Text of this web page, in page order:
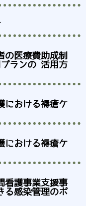
の医療費助成制
ランの 活用方
における褥瘡ケ
における褥瘡ケ
看護事業支援事
る感染管理のポ